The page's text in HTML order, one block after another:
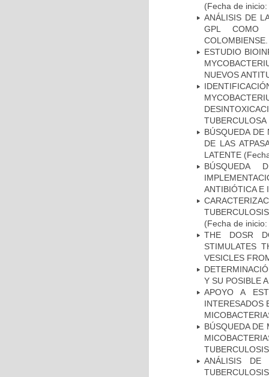
(Fecha de
ANÁLISIS DE
GPL COMO
COLOMBIENSE.
ESTUDIO
NUEVOS
TUBERCULOSA
BÚSQUEDA DE
DE LAS
LATENTE
BÚSQUEDA
ANTIBIÓTICA E
(Fecha de
THE DOSR
STIMULATES
VESICLES
Y SU POSIBLE
APOYO A
INTERESADOS
BÚSQUEDA DE
ANÁLISIS DE